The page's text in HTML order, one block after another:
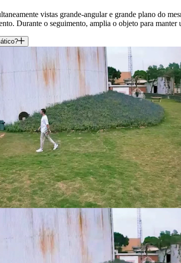
vistas grande-angular e grande plano do
Durante o seguimento, amplia o objeto para manter